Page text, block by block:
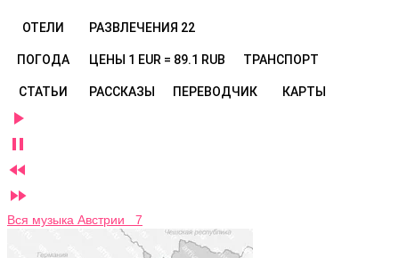
ОТЕЛИ РАЗВЛЕЧЕНИЯ 22
ПОГОДА ЦЕНЫ 1 EUR = 89.1 RUB ТРАНСПОРТ
СТАТЬИ РАССКАЗЫ ПЕРЕВОДЧИК КАРТЫ




Вся музыка Австрии 7